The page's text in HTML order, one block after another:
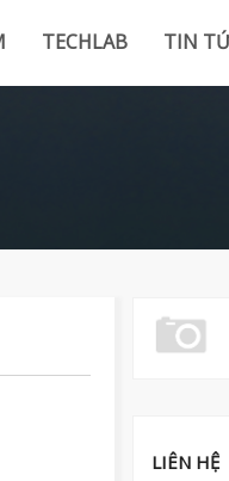
TECHLAB TIN
LIÊN HỆ